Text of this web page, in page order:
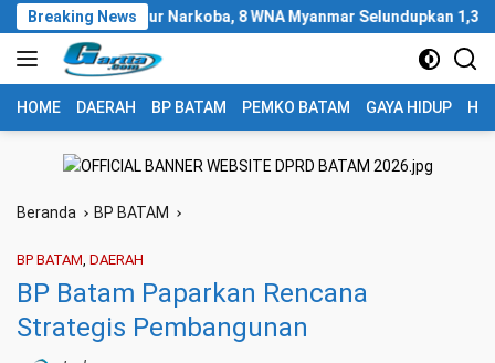
Langsung
ke
konten
Breaking News
Jalur Narkoba, 8 WNA Myanmar Selundupkan 1,3 Ton Ketamin
HOME DAERAH BP BATAM PEMKO BATAM GAYA HIDUP
Beranda BP BATAM
BP BATAM, DAERAH
BP Batam Paparkan Rencana
Strategis Pembangunan